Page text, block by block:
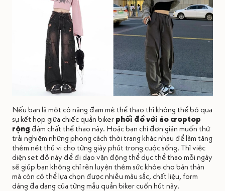
Nếu bạn là một cô nàng đam mê thể thao thì không thể bỏ qua
sự kết hợp giữa chiếc quần biker phối đồ với áo croptop
rộng đậm chất thể thao này. Hoặc bạn chỉ đơn giản muốn thử
trải nghiệm những phong cách thời trang khác nhau để làm tăng
thêm nét thú vị cho từng giây phút trong cuộc sống. Thì việc
diện set đồ này để đi dạo vận động thể dục thể thao mỗi ngày
sẽ giúp bạn không chỉ rèn luyện thêm sức khỏe cho bản thân
mà còn có thể lựa chọn được nhiều màu sắc, chất liệu, form
dáng đa dạng của từng mẫu quần biker cuốn hút này.